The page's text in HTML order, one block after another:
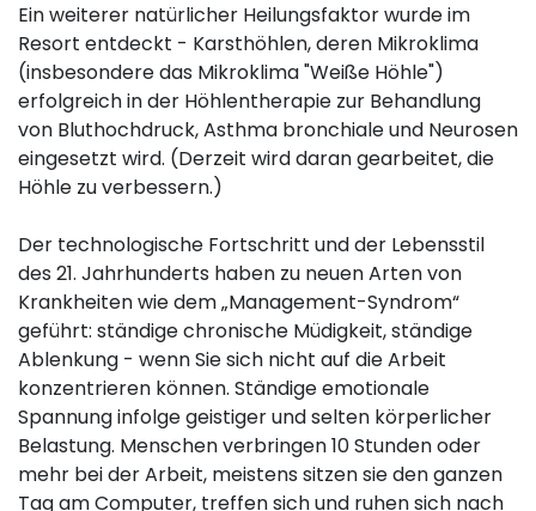
Ein weiterer natürlicher Heilungsfaktor wurde im
Resort entdeckt - Karsthöhlen, deren Mikroklima
(insbesondere das Mikroklima "Weiße Höhle")
erfolgreich in der Höhlentherapie zur Behandlung
von Bluthochdruck, Asthma bronchiale und Neurosen
eingesetzt wird. (Derzeit wird daran gearbeitet, die
Höhle zu verbessern.)
Der technologische Fortschritt und der Lebensstil
des 21. Jahrhunderts haben zu neuen Arten von
Krankheiten wie dem „Management-Syndrom“
geführt: ständige chronische Müdigkeit, ständige
Ablenkung - wenn Sie sich nicht auf die Arbeit
konzentrieren können. Ständige emotionale
Spannung infolge geistiger und selten körperlicher
Belastung. Menschen verbringen 10 Stunden oder
mehr bei der Arbeit, meistens sitzen sie den ganzen
Tag am Computer, treffen sich und ruhen sich nach